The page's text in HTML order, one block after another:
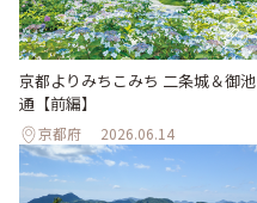
京都よりみちこみち 二条城＆御池
通【前編】
京都府 2026.06.14